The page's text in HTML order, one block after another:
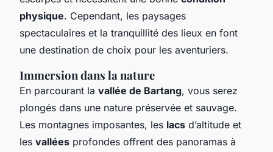
physique. Cependant, les paysages
spectaculaires et la tranquillité des lieux en font
une destination de choix pour les aventuriers.
Immersion dans la nature
En parcourant la vallée de Bartang, vous serez
plongés dans une nature préservée et sauvage.
Les montagnes imposantes, les lacs d’altitude et
les vallées profondes offrent des panoramas à